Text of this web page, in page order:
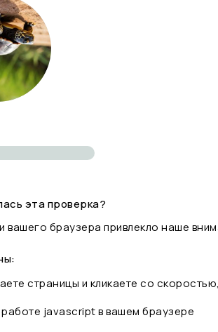
эта проверка?
вашего браузера привлекло наше
страницы и кликаете со
javascript в вашем браузере